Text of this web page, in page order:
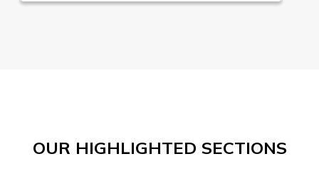
OUR HIGHLIGHTED SECTIONS